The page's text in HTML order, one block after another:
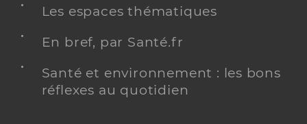
Les espaces thématiques
En bref, par Santé.fr
Santé et environnement : les bons
réflexes au quotidien